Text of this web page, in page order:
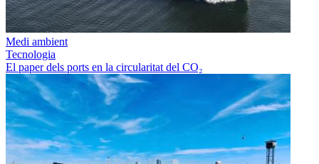
Medi ambient
Tecnologia
El paper dels ports en la circularitat del CO₂